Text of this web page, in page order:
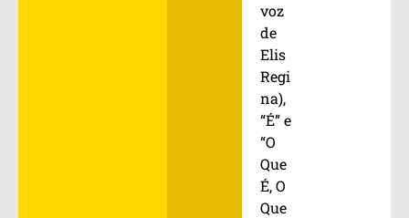
voz
de
Elis
Regi
na),
“É” e
“O
Que
É, O
Que